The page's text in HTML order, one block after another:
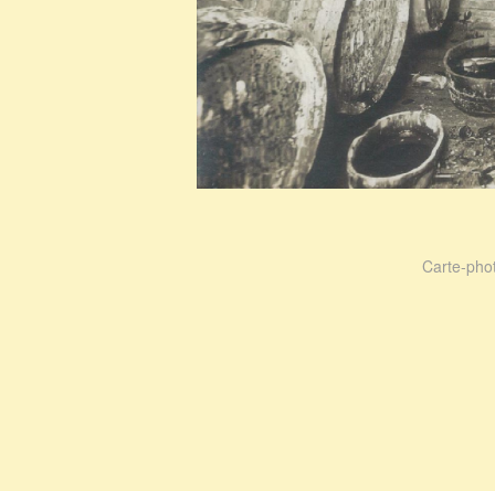
Carte-